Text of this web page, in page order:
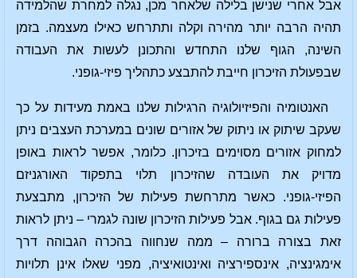
אבל אחרי שנישן בלילה שלאחר מכן, נגלה למחרת שהלמידה
תהיה הרבה יותר מהירה וקלה ותתרחש כאילו מעצמה. בזמן
השינה, הגוף שלנו התחדש והתכונן לעשות את העבודה
שבפעולת הזיכרון חייבת להתבצע כתהליך פיזי-גופני.
האנטומיה והפיזיולוגיה הרגילות שלנו באמת מעידות על כך
שעקב שיתוק או ניתוק של אזורים שונים במערכת העצבים ניתן
למחוק אזורים מסוימים בזיכרון. כלומר, אפשר לראות באופן
מדויק את העובדה שהזיכרון תלוי בתפקוד האורגניזם
הפיזי-גופני. כאשר מתרחשת פעילות של הזיכרון, מתבצעת
פעילות גם בגוף. אבל פעילות הזיכרון שונה לגמרי – ניתן לראות
זאת בצורה ברורה – ממה שנחווה בהכרה הגבוהה דרך
אימגינציה, אינספירציה ואינטואיציה, מפני שאלו אינן תלויות